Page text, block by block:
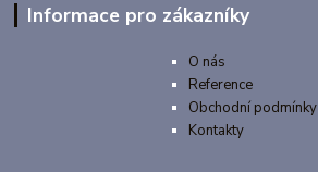
Informace pro zákazníky
O nás
Reference
Obchodní podmínky
Kontakty